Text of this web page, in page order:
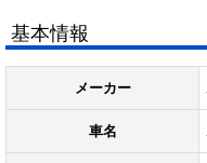
基本情報
メーカー
車名